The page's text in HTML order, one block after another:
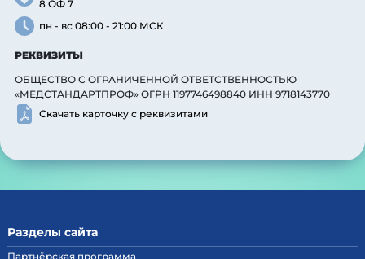
8 ОФ 7
пн - вс 08:00 - 21:00 МСК
РЕКВИЗИТЫ
ОБЩЕСТВО С ОГРАНИЧЕННОЙ ОТВЕТСТВЕННОСТЬЮ
«МЕДСТАНДАРТПРОФ» ОГРН 1197746498840 ИНН 9718143770
Скачать карточку с реквизитами
Разделы сайта
Партнёрская программа